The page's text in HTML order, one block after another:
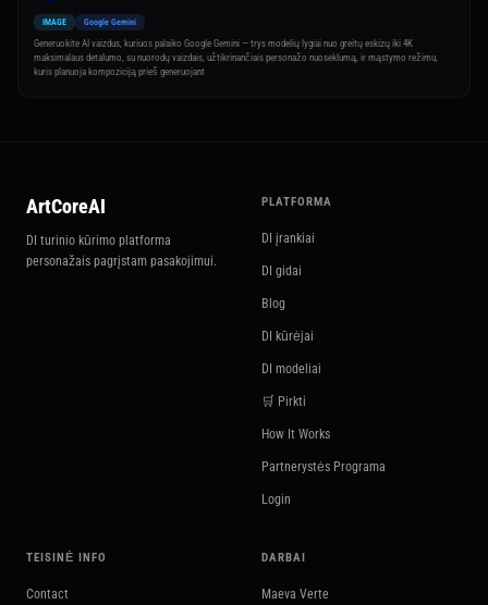
IMAGE Google Gemini
Generuokite AI vaizdus, kuriuos palaiko Google Gemini — trys modelių lygiai nuo greitų eskizų iki 4K
maksimalaus detalumo, su nuorodų vaizdais, užtikrinančiais personažo nuoseklumą, ir mąstymo režimu,
kuris planuoja kompoziciją prieš generuojant
ArtCoreAI
DI turinio kūrimo platforma
personažais pagrįstam pasakojimui.
PLATFORMA
DI įrankiai
DI gidai
Blog
DI kūrėjai
DI modeliai
🛒 Pirkti
How It Works
Partnerystės Programa
Login
TEISINĖ INFO
Contact
DARBAI
Maeva Verte